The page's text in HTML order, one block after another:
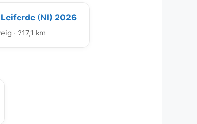
(NI) 2026
· 217,1 km